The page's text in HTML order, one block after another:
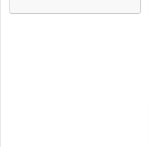
synology ds214 (1 ггц/512мб/